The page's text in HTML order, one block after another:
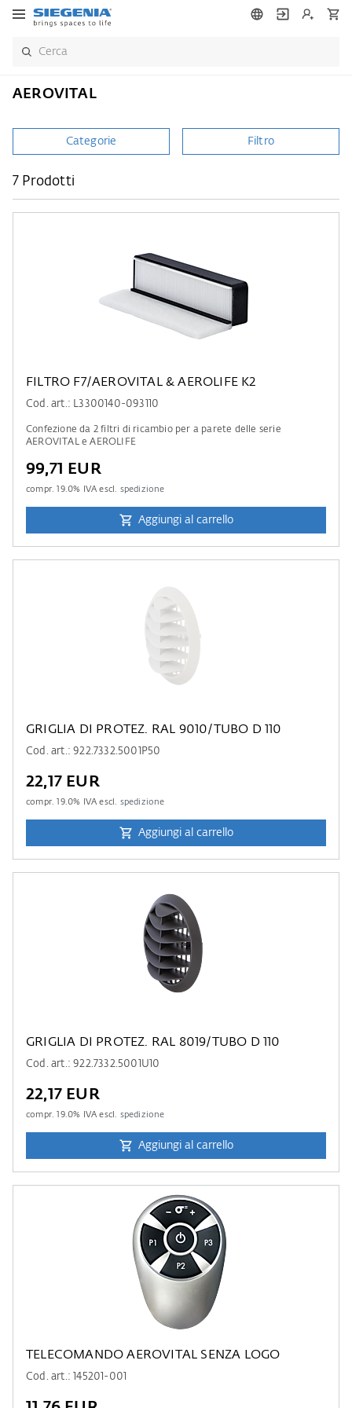
AEROVITAL
Categorie Filtro
7 Prodotti
FILTRO F7/AEROVITAL & AEROLIFE K2
Cod. art.: L3300140-093110
Confezione da 2 filtri di ricambio per a parete delle serie
AEROVITAL e AEROLIFE
99,71 EUR
compr.19.0% IVA escl. spedizione
Aggiungi al carrello
GRIGLIA DI PROTEZ. RAL 9010/TUBO D 110
Cod. art.: 922.7332.5001P50
22,17 EUR
compr.19.0% IVA escl. spedizione
Aggiungi al carrello
GRIGLIA DI PROTEZ. RAL 8019/TUBO D 110
Cod. art.: 922.7332.5001U10
22,17 EUR
compr.19.0% IVA escl. spedizione
Aggiungi al carrello
TELECOMANDO AEROVITAL SENZA LOGO
Cod. art.: 145201-001